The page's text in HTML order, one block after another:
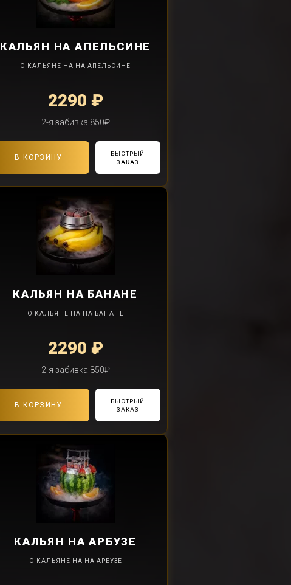
КАЛЬЯН НА АПЕЛЬСИНЕ
О КАЛЬЯНЕ НА НА АПЕЛЬСИНЕ
2290 ₽
2-я забивка 850₽
В КОРЗИНУ
БЫСТРЫЙ
ЗАКАЗ
КАЛЬЯН НА БАНАНЕ
О КАЛЬЯНЕ НА НА БАНАНЕ
2290 ₽
2-я забивка 850₽
В КОРЗИНУ
БЫСТРЫЙ
ЗАКАЗ
КАЛЬЯН НА АРБУЗЕ
О КАЛЬЯНЕ НА НА АРБУЗЕ